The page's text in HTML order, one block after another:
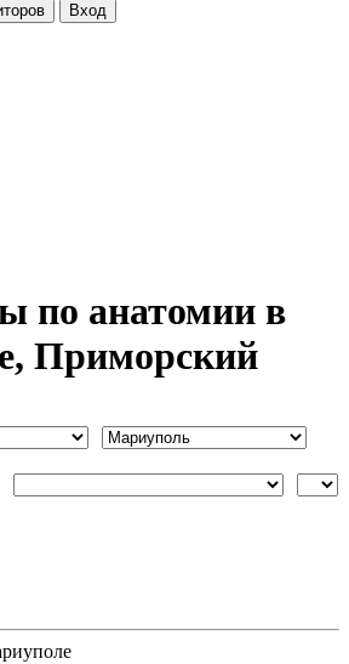
Вход
по анатомии в
Приморский